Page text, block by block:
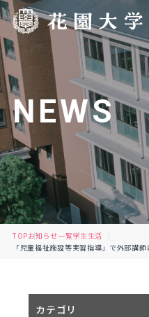
NEWS
TOPお知らせ一覧学生生活
「児童福祉施設等実習指導」で外部講
カテゴリ